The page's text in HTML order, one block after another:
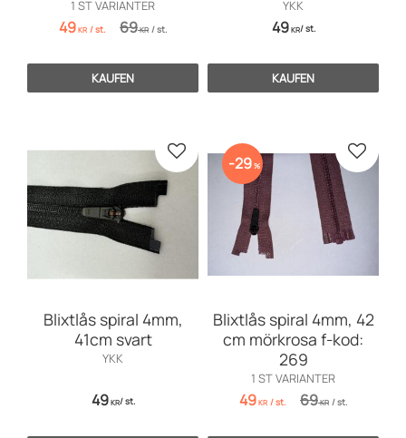
1 ST VARIANTER
49KR /st. 69KR /st.
KAUFEN
YKK
49KR/st.
KAUFEN
Blixtlås spiral 4mm,
41cm svart
YKK
49KR/st.
Zu Favoriten hinzufügen
Blixtlås spiral 4mm, 42
cm mörkrosa f-kod:
269
1 ST VARIANTER
49KR /st. 69KR /st.
29% Zu